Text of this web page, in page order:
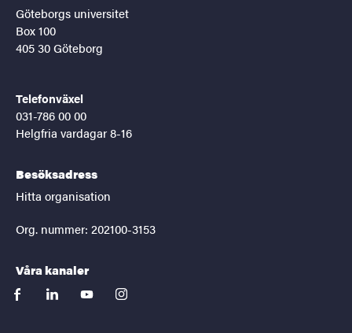
Göteborgs universitet
Box 100
405 30 Göteborg
Telefonväxel
031-786 00 00
Helgfria vardagar 8-16
Besöksadress
Hitta organisation
Org. nummer: 202100-3153
Våra kanaler
facebooklinkedinyoutubeinstagram